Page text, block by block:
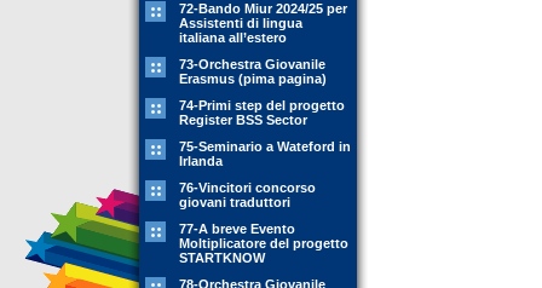
72-Bando Miur 2024/25 per
Assistenti di lingua
italiana all’estero
73-Orchestra Giovanile
Erasmus (pima pagina)
74-Primi step del progetto
Register BSS Sector
75-Seminario a Wateford in
Irlanda
76-Vincitori concorso
giovani traduttori
77-A breve Evento
Moltiplicatore del progetto
STARTKNOW
78-Orchestra Giovanile